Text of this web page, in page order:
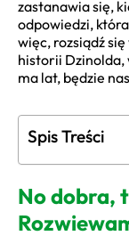
zastanawia się,
odpowiedzi,
więc, rozsiądź
historii Dzinolda,
ma lat, będzie
Spis Treści
No dobra,